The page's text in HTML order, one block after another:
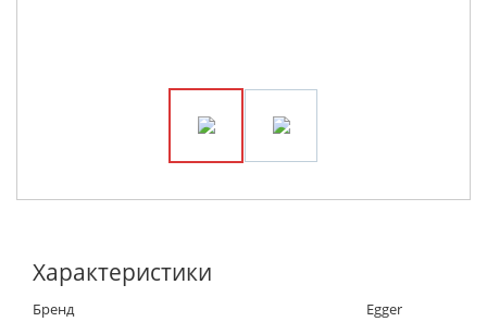
Характеристики
Бренд
Egger